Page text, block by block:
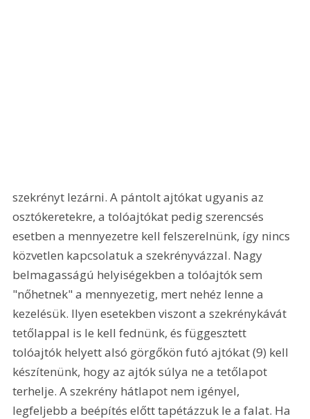
szekrényt lezárni. A pántolt ajtókat ugyanis az
osztókeretekre, a tolóajtókat pedig szerencsés
esetben a mennyezetre kell felszerelnünk, így nincs
közvetlen kapcsolatuk a szekrényvázzal. Nagy
belmagasságú helyiségekben a tolóajtók sem
"nőhetnek" a mennyezetig, mert nehéz lenne a
kezelésük. Ilyen esetekben viszont a szekrénykávát
tetőlappal is le kell fednünk, és függesztett
tolóajtók helyett alsó görgőkön futó ajtókat (9) kell
készítenünk, hogy az ajtók súlya ne a tetőlapot
terhelje. A szekrény hátlapot nem igényel,
legfeljebb a beépítés előtt tapétázzuk le a falat. Ha